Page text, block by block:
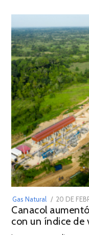
Gas Natural
POSTED
ON
20 DE
Canacol
con un índice de